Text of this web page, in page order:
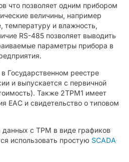
что позволяет одним прибором
величины, например
температуру и влажность,
RS-485 позволяет выводить
параметры прибора в
Государственном реестре
и выпускается с первичной
Также 2ТРМ1 имеет
ЕАС и свидетельство о типовом
данных с ТРМ в виде графиков
использовать простую SCADA